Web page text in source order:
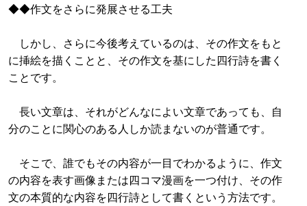
◆◆作文をさらに発展させる工夫
しかし、さらに今後考えているのは、その作文をもと
に挿絵を描くことと、その作文を基にした四行詩を書く
ことです。
長い文章は、それがどんなによい文章であっても、自
分のことに関心のある人しか読まないのが普通です。
そこで、誰でもその内容が一目でわかるように、作文
の内容を表す画像または四コマ漫画を一つ付け、その作
文の本質的な内容を四行詩として書くという方法です。